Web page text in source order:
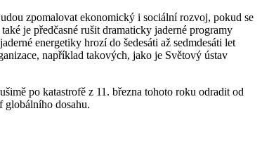
zpomalovat ekonomický i sociální rozvoj, pokud se
je předčasné rušit dramaticky jaderné programy
energetiky hrozí do šedesáti až sedmdesáti let
například takových, jako je Světový ústav
po katastrofě z 11. března tohoto roku odradit od
globálního dosahu.